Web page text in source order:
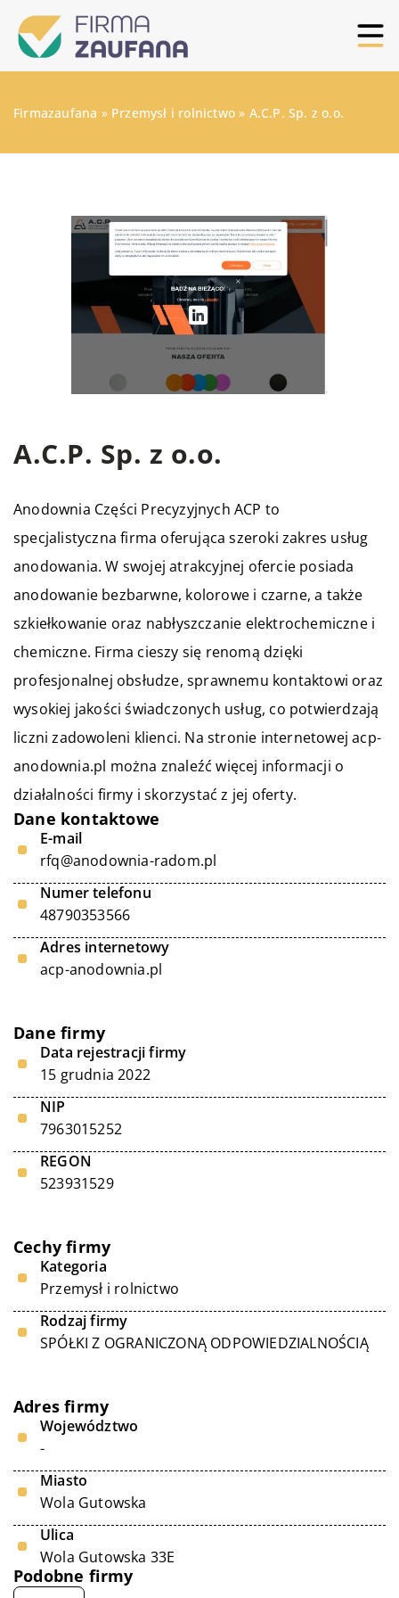
Firmazaufana » Przemysł i rolnictwo » A.C.P. Sp. z o.o.
A.C.P. Sp. z o.o.
Anodownia Części Precyzyjnych ACP to
specjalistyczna firma oferująca szeroki zakres usług
anodowania. W swojej atrakcyjnej ofercie posiada
anodowanie bezbarwne, kolorowe i czarne, a także
szkiełkowanie oraz nabłyszczanie elektrochemiczne i
chemiczne. Firma cieszy się renomą dzięki
profesjonalnej obsłudze, sprawnemu kontaktowi oraz
wysokiej jakości świadczonych usług, co potwierdzają
liczni zadowoleni klienci. Na stronie internetowej acp-
anodownia.pl można znaleźć więcej informacji o
działalności firmy i skorzystać z jej oferty.
Dane kontaktowe
E-mail
rfq@anodownia-radom.pl
Numer telefonu
48790353566
Adres internetowy
acp-anodownia.pl
Dane firmy
Data rejestracji firmy
15 grudnia 2022
NIP
7963015252
REGON
523931529
Cechy firmy
Kategoria
Przemysł i rolnictwo
Rodzaj firmy
SPÓŁKI Z OGRANICZONĄ ODPOWIEDZIALNOŚCIĄ
Adres firmy
Województwo
-
Miasto
Wola Gutowska
Ulica
Wola Gutowska 33E
Podobne firmy